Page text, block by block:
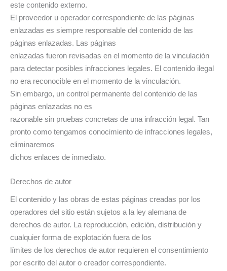
este contenido externo.
El proveedor u operador correspondiente de las páginas
enlazadas es siempre responsable del contenido de las
páginas enlazadas. Las páginas
enlazadas fueron revisadas en el momento de la vinculación
para detectar posibles infracciones legales. El contenido ilegal
no era reconocible en el momento de la vinculación.
Sin embargo, un control permanente del contenido de las
páginas enlazadas no es
razonable sin pruebas concretas de una infracción legal. Tan
pronto como tengamos conocimiento de infracciones legales,
eliminaremos
dichos enlaces de inmediato.
Derechos de autor
El contenido y las obras de estas páginas creadas por los
operadores del sitio están sujetos a la ley alemana de
derechos de autor. La reproducción, edición, distribución y
cualquier forma de explotación fuera de los
límites de los derechos de autor requieren el consentimiento
por escrito del autor o creador correspondiente.